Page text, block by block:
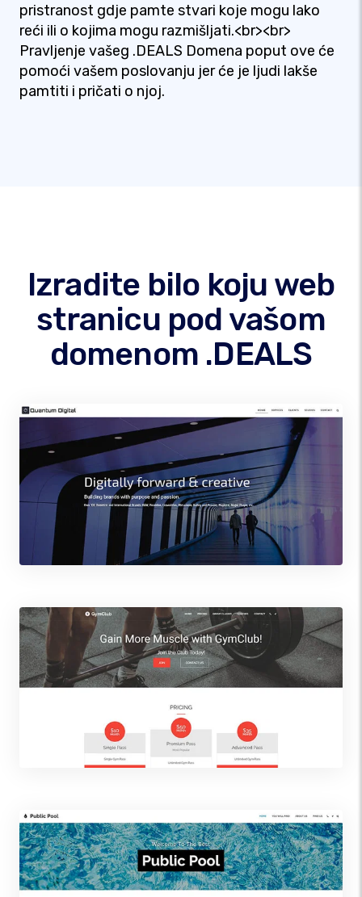
pristranost gdje pamte stvari koje mogu lako
reći ili o kojima mogu razmišljati.<br><br>
Pravljenje vašeg .DEALS Domena poput ove će
pomoći vašem poslovanju jer će je ljudi lakše
pamtiti i pričati o njoj.
Izradite bilo koju web
stranicu pod vašom
domenom .DEALS